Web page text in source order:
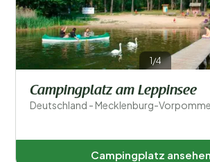
1/4
Campingplatz am Leppinsee
Deutschland - Mecklenburg-
Campingplatz ansehen